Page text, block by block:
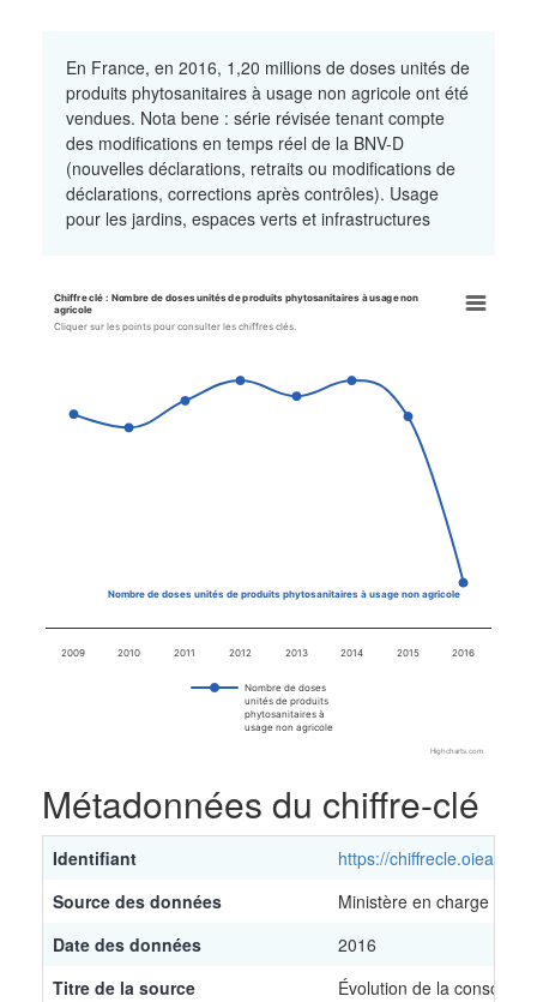
En France, en 2016, 1,20 millions de doses unités de
produits phytosanitaires à usage non agricole ont été
vendues. Nota bene : série révisée tenant compte
des modifications en temps réel de la BNV-D
(nouvelles déclarations, retraits ou modifications de
déclarations, corrections après contrôles). Usage
pour les jardins, espaces verts et infrastructures
Chiffre clé : Nombre de
Cliquer sur les points pour consulter les chiffres clés.
View as data table, Chiffre clé : Nombre de doses unités de
The chart has 1 X axis displaying categories.
The chart has 1 Y axis displaying values. Data ranges from 1.2
Nombre de doses unités de produits phytosanitaires à usage non agricole
Chiffre clé : Nombre de doses unités de produits phytosanitaires à usage non
agricole
Cliquer sur les points pour consulter les chiffres clés.
Nombre de doses
unités de produits
phytosanitaires à
usage non agricole
2009 2010 2011 2012 2013 2014 2015 2016
Highcharts.com
Métadonnées du chiffre-clé
Identifiant
https://chiffrecle.oieau.fr/
Source des données
Ministère en charge de
Date des données
2016
Titre de la source
Évolution de la